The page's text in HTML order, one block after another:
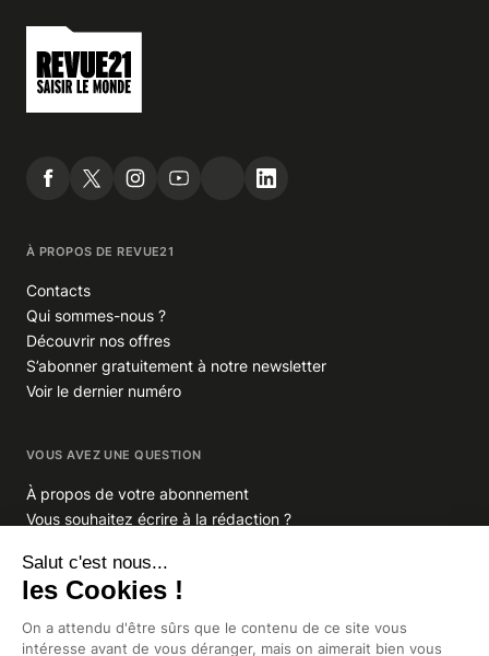
À PROPOS DE REVUE21
Contacts
Qui sommes-nous ?
Découvrir nos offres
S’abonner gratuitement à notre newsletter
Voir le dernier numéro
VOUS AVEZ UNE QUESTION
À propos de votre abonnement
Vous souhaitez écrire à la rédaction ?
GROUPE INDIGO PUBLICATIONS
En savoir plus sur Indigo Publications
La Lettre